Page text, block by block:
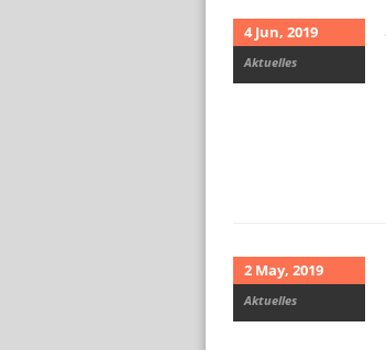
4 Jun, 2019
Aktuelles
2 May, 2019
Aktuelles